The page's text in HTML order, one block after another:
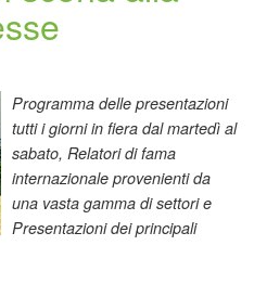
Programma delle presentazioni
tutti i giorni in fiera dal martedì al
sabato, Relatori di fama
internazionale provenienti da
una vasta gamma di settori e
Presentazioni dei principali